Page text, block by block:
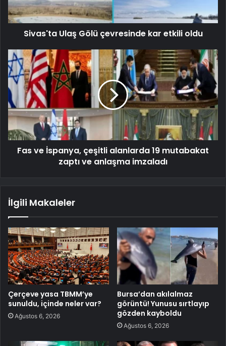
Sivas'ta Ulaş Gölü çevresinde kar etkili oldu
Fas ve İspanya, çeşitli alanlarda 19 mutabakat
zaptı ve anlaşma imzaladı
İlgili Makaleler
Çerçeve yasa TBMM’ye
sunuldu, içinde neler var?
Ağustos 6, 2026
Bursa’dan akılalmaz
görüntü! Yunusu sırtlayıp
gözden kayboldu
Ağustos 6, 2026